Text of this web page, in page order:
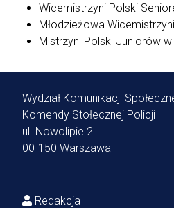
Wicemistrzyni Polski
Młodzieżowa
Mistrzyni Polski Juniorów
Wydział Komunikacji
Komendy Stołecznej Policji
ul. Nowolipie 2
00-150 Warszawa
Redakcja